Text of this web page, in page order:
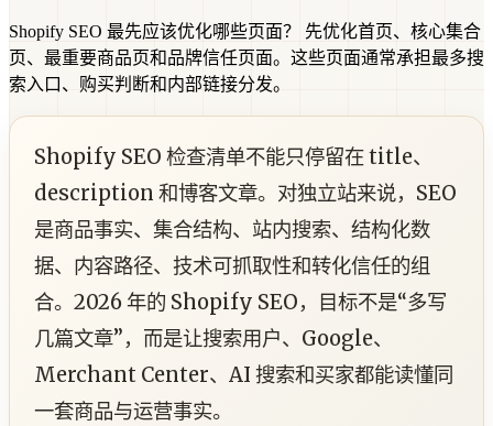
Shopify SEO 最先应该优化哪些页面？
先优化首页、核心集合
页、最重要商品页和品牌信任页面。这些页面通常承担最多搜
索入口、购买判断和内部链接分发。
Shopify SEO 检查清单不能只停留在 title、
description 和博客文章。对独立站来说，SEO
是商品事实、集合结构、站内搜索、结构化数
据、内容路径、技术可抓取性和转化信任的组
合。2026 年的 Shopify SEO，目标不是“多写
几篇文章”，而是让搜索用户、Google、
Merchant Center、AI 搜索和买家都能读懂同
一套商品与运营事实。